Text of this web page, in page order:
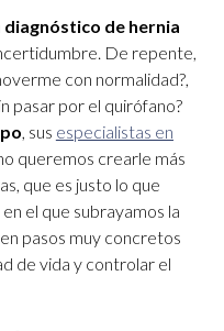
diagnóstico de hernia
De repente,
con normalidad?,
pasar por el quirófano?
, sus especialistas en
queremos crearle más
que es justo lo que
el que subrayamos la
pasos muy concretos
de vida y controlar el